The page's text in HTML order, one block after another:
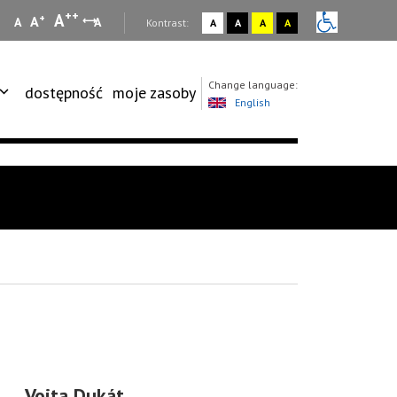
A A+ A++ A Kontrast: A A A A
dostępność moje zasoby
Change language:
English